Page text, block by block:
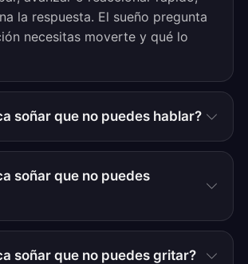
la respuesta. El sueño pregunta
necesitas moverte y qué lo
soñar que no puedes hablar?
soñar que no puedes
soñar que no puedes gritar?